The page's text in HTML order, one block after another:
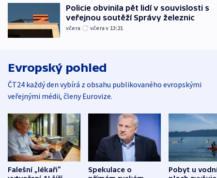
Policie obvinila pět lidí v souvislosti s
veřejnou soutěží Správy železnic
včera včera v 13:21
Evropský pohled
ČT24 každý den vybírá z obsahu publikovaného evropskými
veřejnými médii, členy Eurovize.
Falešní „lékaři“
Spekulace o
Pobyt u